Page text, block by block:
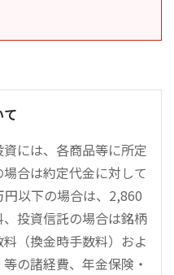
には、各商品等に所定
合は約定代金に対して
以下の場合は、2,860
投資信託の場合は銘柄
（換金時手数料）およ
の諸経費、年金保険・